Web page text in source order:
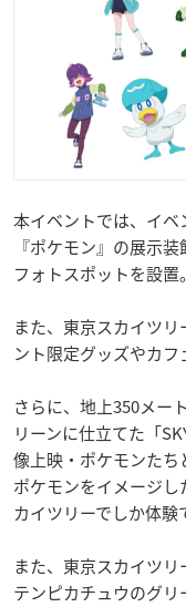
本イベントでは、イ
『ポケモン』の展示
フォトスポットを設置。
また、東京スカイツ
ント限定グッズやカフ
さらに、地上350メー
リーンに仕立てた「
像上映・ポケモンた
ポケモンをイメージ
カイツリーでしか体験
また、東京スカイツ
テンピカチュウのグリ